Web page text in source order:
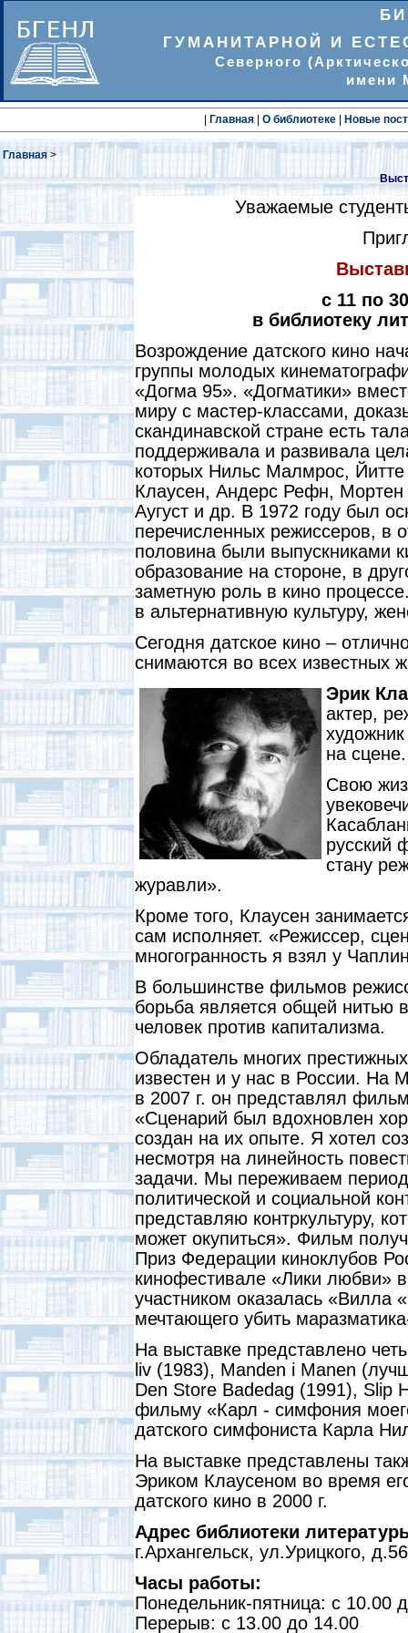
ГУМАНИТАРНОЙ И
Северного
имени
Главная О библиотеке Новые
Главная>
Уважаемые
с 11 по
в библиотеку
Возрождение датского кино
группы молодых
«Догма 95». «Догматики»
миру с мастер-классами,
скандинавской стране есть
поддерживала и развивала
которых Нильс Малмрос,
Клаусен, Андерс Рефн,
Аугуст и др. В 1972 году был
перечисленных режиссеров, в
половина были выпускниками
образование на стороне, в
заметную роль в кино
в альтернативную культуру,
Сегодня датское кино –
снимаются во всех известных
Эрик
актер,
на сцене.
Свою
русский
стану
журавли».
Кроме того, Клаусен
сам исполняет. «Режиссер,
многогранность я взял у
В большинстве фильмов
борьба является общей нитью
человек против капитализма.
Обладатель многих
известен и у нас в России. На
в 2007 г. он представлял
«Сценарий был вдохновлен
создан на их опыте. Я хотел
несмотря на линейность
задачи. Мы переживаем
политической и социальной
представляю контркультуру,
может окупиться». Фильм
Приз Федерации киноклубов
кинофестивале «Лики любви»
участником оказалась
мечтающего убить
На выставке представлено
liv (1983), Manden i Mаnen
Den Store Badedag (1991), Slip
фильму «Карл - симфония
датского симфониста Карла
На выставке представлены
Эриком Клаусеном во время
датского кино в 2000 г.
Адрес библиотеки
г.Архангельск, ул.Урицкого,
Часы работы:
Понедельник-пятница: с 10.00
Перерыв: с 13.00 до 14.00